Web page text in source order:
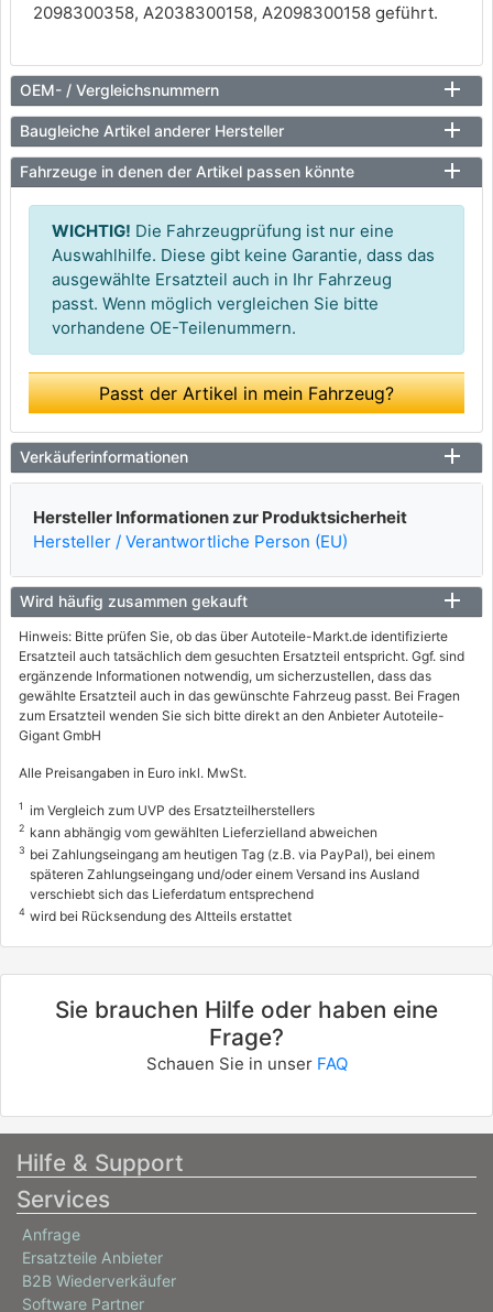
2098300358, A2038300158, A2098300158 geführt.
OEM- / Vergleichsnummern
Baugleiche Artikel anderer Hersteller
Fahrzeuge in denen der Artikel passen könnte
WICHTIG! Die Fahrzeugprüfung ist nur eine
Auswahlhilfe. Diese gibt keine Garantie, dass das
ausgewählte Ersatzteil auch in Ihr Fahrzeug
passt. Wenn möglich vergleichen Sie bitte
vorhandene OE-Teilenummern.
Passt der Artikel in mein Fahrzeug?
Verkäuferinformationen
Hersteller Informationen zur Produktsicherheit
Hersteller / Verantwortliche Person (EU)
Wird häufig zusammen gekauft
Hinweis: Bitte prüfen Sie, ob das über Autoteile-Markt.de identifizierte
Ersatzteil auch tatsächlich dem gesuchten Ersatzteil entspricht. Ggf. sind
ergänzende Informationen notwendig, um sicherzustellen, dass das
gewählte Ersatzteil auch in das gewünschte Fahrzeug passt. Bei Fragen
zum Ersatzteil wenden Sie sich bitte direkt an den Anbieter Autoteile-
Gigant GmbH
Alle Preisangaben in Euro inkl. MwSt.
1 im Vergleich zum UVP des Ersatzteilherstellers
2 kann abhängig vom gewählten Lieferzielland abweichen
3 bei Zahlungseingang am heutigen Tag (z.B. via PayPal), bei einem
späteren Zahlungseingang und/oder einem Versand ins Ausland
verschiebt sich das Lieferdatum entsprechend
4 wird bei Rücksendung des Altteils erstattet
Sie brauchen Hilfe oder haben eine
Frage?
Schauen Sie in unser FAQ
Hilfe & Support
Services
Anfrage
Ersatzteile Anbieter
B2B Wiederverkäufer
Software Partner